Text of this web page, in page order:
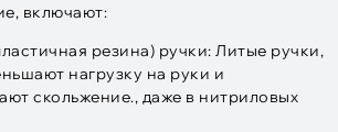
включают:
резина) ручки: Литые ручки,
нагрузку на руки и
скольжение., даже в нитриловых